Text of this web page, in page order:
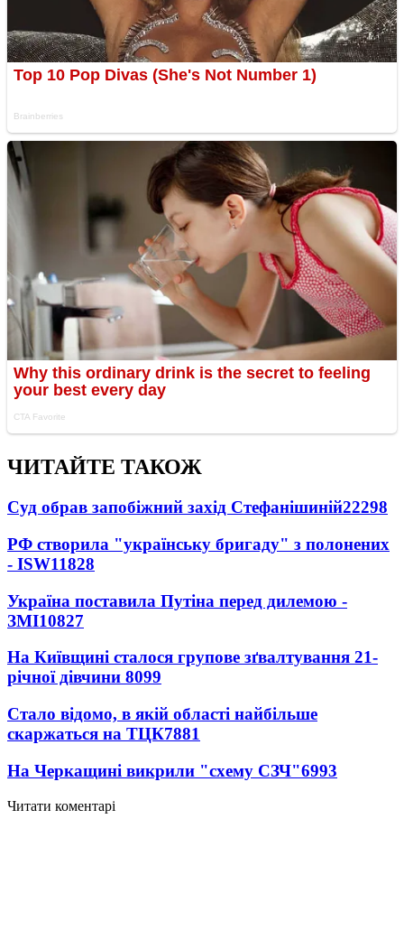
ЧИТАЙТЕ ТАКОЖ
Суд обрав запобіжний захід Стефанішиній22298
РФ створила "українську бригаду" з полонених
- ISW11828
Україна поставила Путіна перед дилемою -
ЗМІ10827
На Київщині сталося групове зґвалтування 21-
річної дівчини 8099
Стало відомо, в якій області найбільше
скаржаться на ТЦК7881
На Черкащині викрили "схему СЗЧ"6993
Читати коментарі